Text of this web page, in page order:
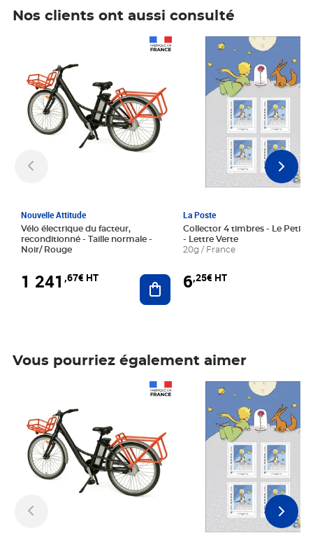
Nos clients ont aussi consulté
Nouvelle Attitude
Vélo électrique du facteur,
reconditionné - Taille normale -
Noir/ Rouge
1 241 ,67€ HT Ajouter au panier
La Poste
Collector 4 timbres - Le Petit
- Lettre Verte
20g / France
6,25€ HT
Prix 6,25€ HT
Vous pourriez également aimer
Prix 6,25€ HT